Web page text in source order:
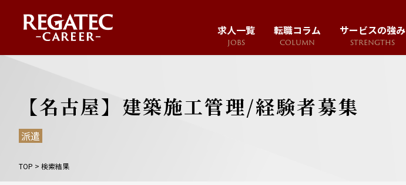
求人一覧
JOBS
転職コラム
COLUMN
サービスの強み
STRENGTHS
【名古屋】建築施工管理/経験者募集
派遣
TOP > 検索結果